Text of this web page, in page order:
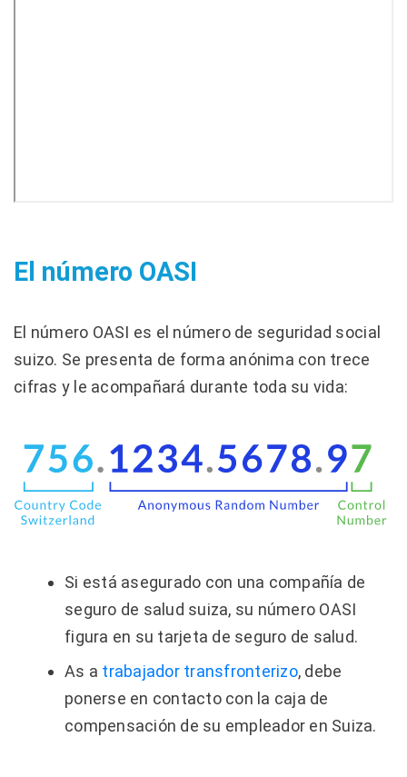
El número OASI
El número OASI es el número de seguridad social
suizo. Se presenta de forma anónima con trece
cifras y le acompañará durante toda su vida:
Si está asegurado con una compañía de
seguro de salud suiza, su número OASI
figura en su tarjeta de seguro de salud.
As a trabajador transfronterizo, debe
ponerse en contacto con la caja de
compensación de su empleador en Suiza.